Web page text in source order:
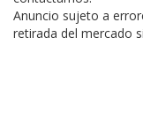
Anuncio sujeto a
retirada del mercado